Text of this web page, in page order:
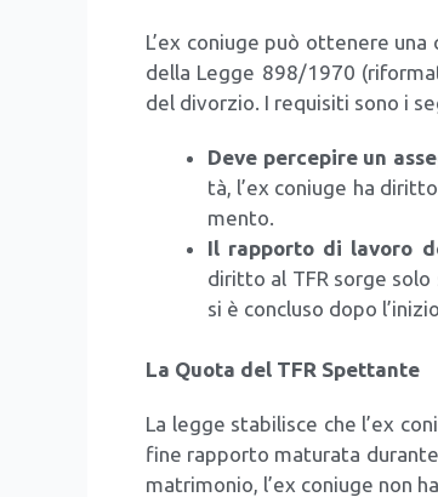
L’ex coniu­ge può otte­ne­re
del­la Leg­ge 898/​1970
del divor­zio. I requi­si­ti sono i
Deve per­ce­pi­re un
tà, l’ex coniu­ge ha
men­to.
Il rap­por­to di lavo­ro
dirit­to al TFR sor­ge
si è con­clu­so dopo
La Quo­ta del TFR Spet­tan­te
La leg­ge sta­bi­li­sce che l’ex
fine rap­por­to matu­ra­ta
matri­mo­nio, l’ex coniu­ge non